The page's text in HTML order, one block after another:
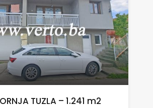
TUZLA – 1.241 m2